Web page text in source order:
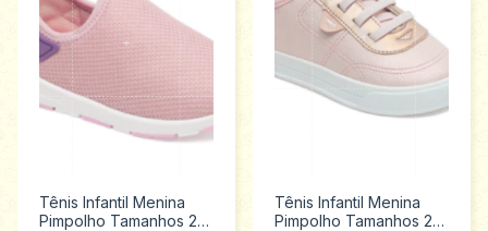
Tênis Infantil Menina
Pimpolho Tamanhos 22
Tênis Infantil Menina
Pimpolho Tamanhos 22